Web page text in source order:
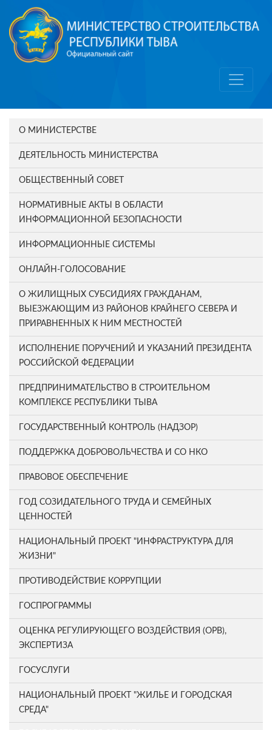
О МИНИСТЕРСТВЕ
ДЕЯТЕЛЬНОСТЬ МИНИСТЕРСТВА
ОБЩЕСТВЕННЫЙ СОВЕТ
НОРМАТИВНЫЕ АКТЫ В ОБЛАСТИ
ИНФОРМАЦИОННОЙ БЕЗОПАСНОСТИ
ИНФОРМАЦИОННЫЕ СИСТЕМЫ
ОНЛАЙН-ГОЛОСОВАНИЕ
О ЖИЛИЩНЫХ СУБСИДИЯХ ГРАЖДАНАМ,
ВЫЕЗЖАЮЩИМ ИЗ РАЙОНОВ КРАЙНЕГО СЕВЕРА И
ПРИРАВНЕННЫХ К НИМ МЕСТНОСТЕЙ
ИСПОЛНЕНИЕ ПОРУЧЕНИЙ И УКАЗАНИЙ ПРЕЗИДЕНТА
РОССИЙСКОЙ ФЕДЕРАЦИИ
ПРЕДПРИНИМАТЕЛЬСТВО В СТРОИТЕЛЬНОМ
КОМПЛЕКСЕ РЕСПУБЛИКИ ТЫВА
ГОСУДАРСТВЕННЫЙ КОНТРОЛЬ (НАДЗОР)
ПОДДЕРЖКА ДОБРОВОЛЬЧЕСТВА И СО НКО
ПРАВОВОЕ ОБЕСПЕЧЕНИЕ
ГОД СОЗИДАТЕЛЬНОГО ТРУДА И СЕМЕЙНЫХ
ЦЕННОСТЕЙ
НАЦИОНАЛЬНЫЙ ПРОЕКТ "ИНФРАСТРУКТУРА ДЛЯ
ЖИЗНИ"
ПРОТИВОДЕЙСТВИЕ КОРРУПЦИИ
ГОСПРОГРАММЫ
ОЦЕНКА РЕГУЛИРУЮЩЕГО ВОЗДЕЙСТВИЯ (ОРВ),
ЭКСПЕРТИЗА
ГОСУСЛУГИ
НАЦИОНАЛЬНЫЙ ПРОЕКТ "ЖИЛЬЕ И ГОРОДСКАЯ
СРЕДА"